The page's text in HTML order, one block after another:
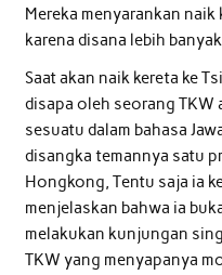
Mereka menyarankan naik
karena disana lebih
Saat akan naik kereta ke
disapa oleh seorang TKW
sesuatu dalam bahasa
disangka temannya satu
Hongkong, Tentu saja ia
menjelaskan bahwa ia
melakukan kunjungan
TKW yang menyapanya